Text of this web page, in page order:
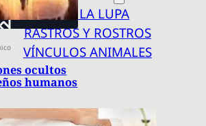
BAJO LA LUPA
RASTROS Y ROSTROS
VÍNCULOS ANIMALES
ocultos
humanos